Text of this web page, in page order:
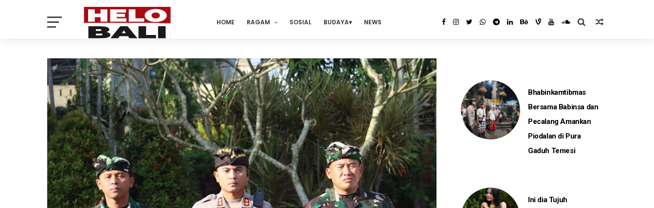
HOME RAGAM SOSIAL BUDAYA NEWS
Bhabinkamtibmas
Bersama Babinsa dan
Pecalang Amankan
Piodalan di Pura
Gaduh Temesi
Ini dia Tujuh